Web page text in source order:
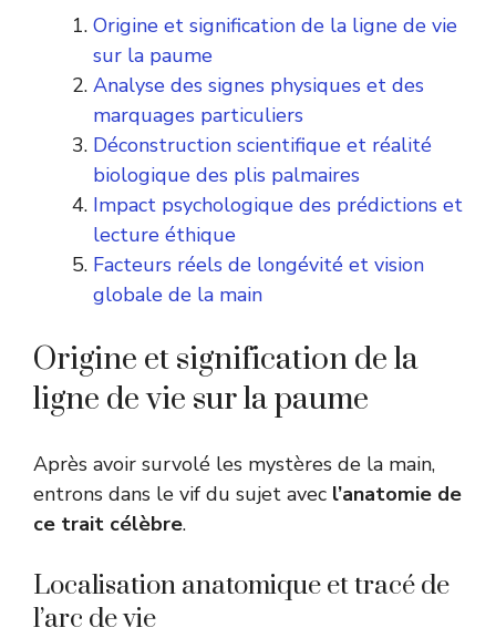
Origine et signification de la ligne de vie
sur la paume
Analyse des signes physiques et des
marquages particuliers
Déconstruction scientifique et réalité
biologique des plis palmaires
Impact psychologique des prédictions et
lecture éthique
Facteurs réels de longévité et vision
globale de la main
Origine et signification de la
ligne de vie sur la paume
Après avoir survolé les mystères de la main,
entrons dans le vif du sujet avec l’anatomie de
ce trait célèbre.
Localisation anatomique et tracé de
l’arc de vie